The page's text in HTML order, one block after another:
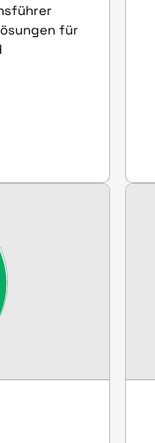
für